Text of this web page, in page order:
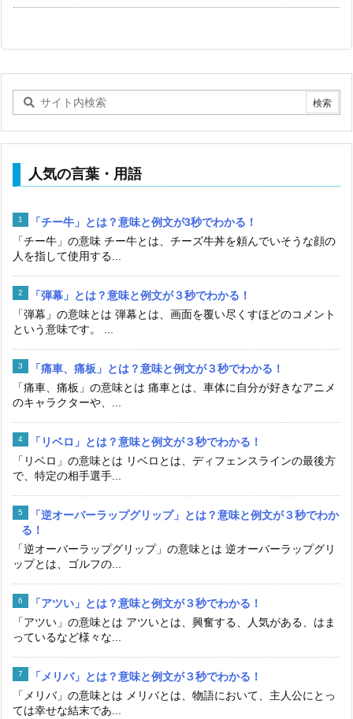
人気の言葉・用語
「チー牛」とは？意味と例文が3秒でわかる！
「チー牛」の意味 チー牛とは、チーズ牛丼を頼んでいそうな顔の
人を指して使用する...
「弾幕」とは？意味と例文が３秒でわかる！
「弾幕」の意味とは 弾幕とは、画面を覆い尽くすほどのコメント
という意味です。 ...
「痛車、痛板」とは？意味と例文が３秒でわかる！
「痛車、痛板」の意味とは 痛車とは、車体に自分が好きなアニメ
のキャラクターや、...
「リベロ」とは？意味と例文が３秒でわかる！
「リベロ」の意味とは リベロとは、ディフェンスラインの最後方
で、特定の相手選手...
「逆オーバーラップグリップ」とは？意味と例文が３秒でわか
る！
「逆オーバーラップグリップ」の意味とは 逆オーバーラップグリ
ップとは、ゴルフの...
「アツい」とは？意味と例文が３秒でわかる！
「アツい」の意味とは アツいとは、興奮する、人気がある、はま
っているなど様々な...
「メリバ」とは？意味と例文が３秒でわかる！
「メリバ」の意味とは メリバとは、物語において、主人公にとっ
ては幸せな結末であ...